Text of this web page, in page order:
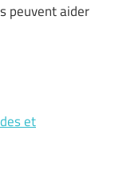
peuvent aider
et